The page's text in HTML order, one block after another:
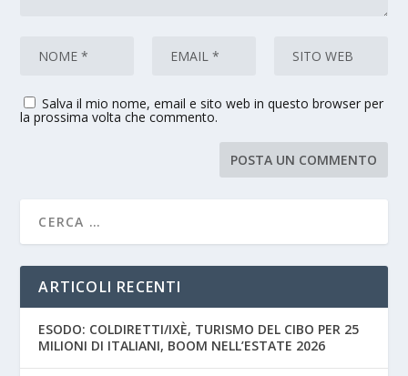
Salva il mio nome, email e sito web in questo browser per
la prossima volta che commento.
ARTICOLI RECENTI
ESODO: COLDIRETTI/IXÈ, TURISMO DEL CIBO PER 25
MILIONI DI ITALIANI, BOOM NELL’ESTATE 2026